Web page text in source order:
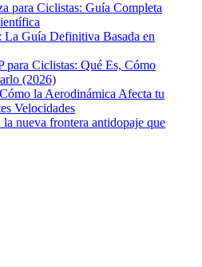
para Ciclistas: Guía Completa
La Guía Definitiva Basada en
Ciclistas: Qué Es, Cómo
(2026)
la Aerodinámica Afecta tu
Velocidades
la nueva frontera antidopaje que